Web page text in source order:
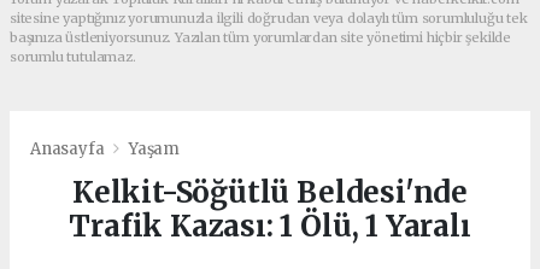
sitesine yaptığınız yorumunuzla ilgili doğrudan veya dolaylı tüm sorumluluğu tek
başınıza üstleniyorsunuz. Yazılan tüm yorumlardan site yönetimi hiçbir şekilde
sorumlu tutulamaz.
Anasayfa Yaşam
Kelkit-Söğütlü Beldesi'nde
Trafik Kazası: 1 Ölü, 1 Yaralı